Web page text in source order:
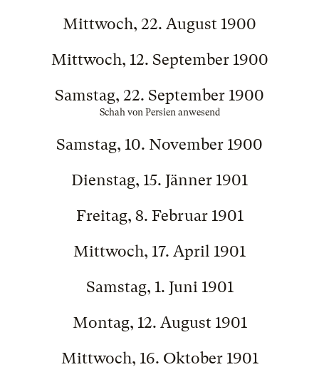
Mittwoch, 22. August 1900
Mittwoch, 12. September 1900
Samstag, 22. September 1900
Schah von Persien anwesend
Samstag, 10. November 1900
Dienstag, 15. Jänner 1901
Freitag, 8. Februar 1901
Mittwoch, 17. April 1901
Samstag, 1. Juni 1901
Montag, 12. August 1901
Mittwoch, 16. Oktober 1901